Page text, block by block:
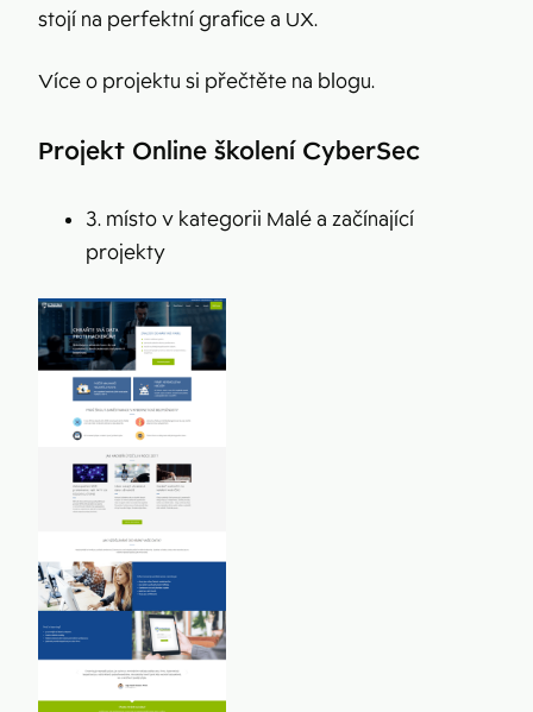
stojí na perfektní grafice a UX.
Více o projektu si přečtěte na blogu.
Projekt Online školení CyberSec
3. místo v kategorii Malé a začínající
projekty